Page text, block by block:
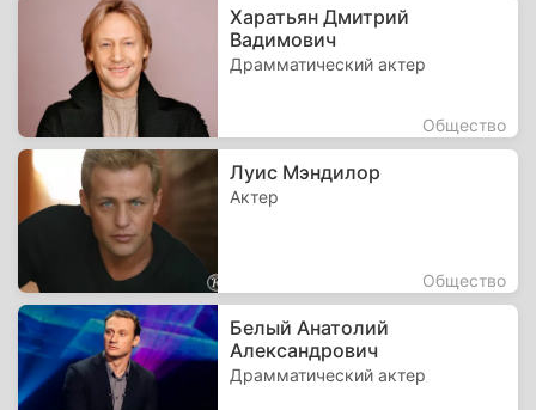
Харатьян Дмитрий
Вадимович
Драмматический актер
Общество
Луис Мэндилор
Актер
Общество
Белый Анатолий
Александрович
Драмматический актер